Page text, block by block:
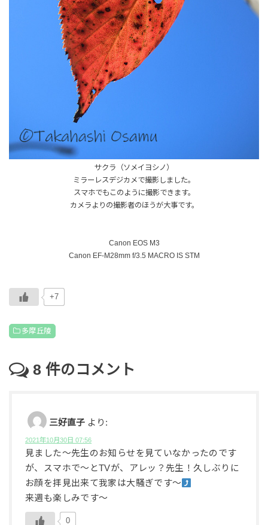
サクラ（ソメイヨシノ）
ミラーレスデジカメで撮影しました。
スマホでもこのように撮影できます。
カメラよりの撮影者のほうが大事です。
Canon EOS M3
Canon EF-M28mm f/3.5 MACRO IS STM
+7
多摩丘陵
8 件のコメント
三好直子 より:
2021年10月30日 07:56
見ました〜先生のお知らせを見ていなかったのです
が、スマホで〜とTVが、アレッ？先生！久しぶりに
お顔を拝見出来て我家は大騒ぎです〜
来週も楽しみです〜
0